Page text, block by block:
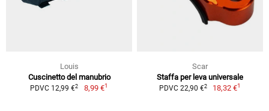
Louis
Cuscinetto del manubrio
PDVC 12,99 €2 8,99 €1
Scar
Staffa per leva universale
PDVC 22,90 €2 18,32 €1